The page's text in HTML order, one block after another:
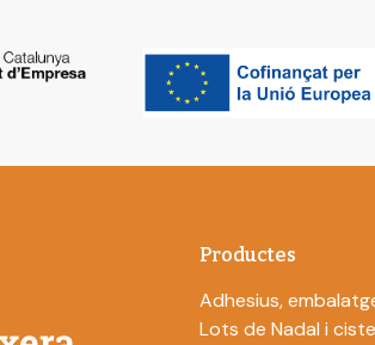
Productes
Adhesius,
Lots de Nadal i